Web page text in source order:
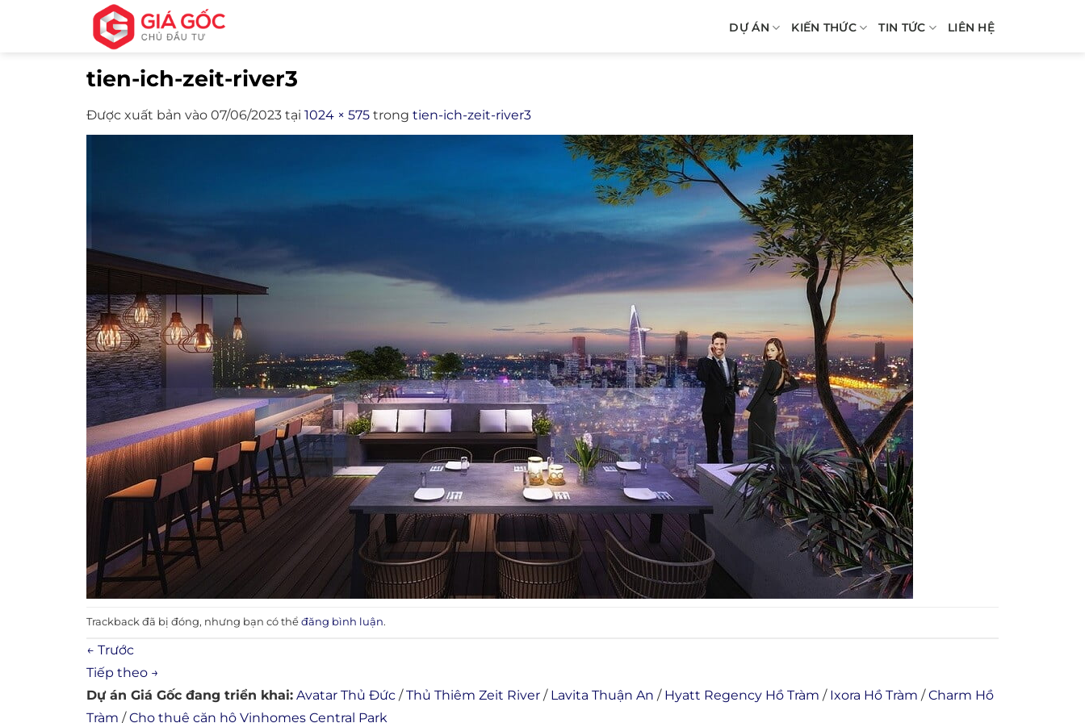
DỰ ÁN KIẾN THỨC TIN TỨC LIÊN HỆ
tien-ich-zeit-river3
Được xuất bản vào 07/06/2023 tại 1024 × 575 trong tien-ich-zeit-river3
Trackback đã bị đóng, nhưng bạn có thể đăng bình luận.
← Trước
Tiếp theo →
Dự án Giá Gốc đang triển khai: Avatar Thủ Đức /Thủ Thiêm Zeit River / Lavita Thuận An / Hyatt Regency Hồ Tràm / Ixora Hồ Tràm /Charm Hồ
Tràm /Cho thuê căn hộ Vinhomes Central Park